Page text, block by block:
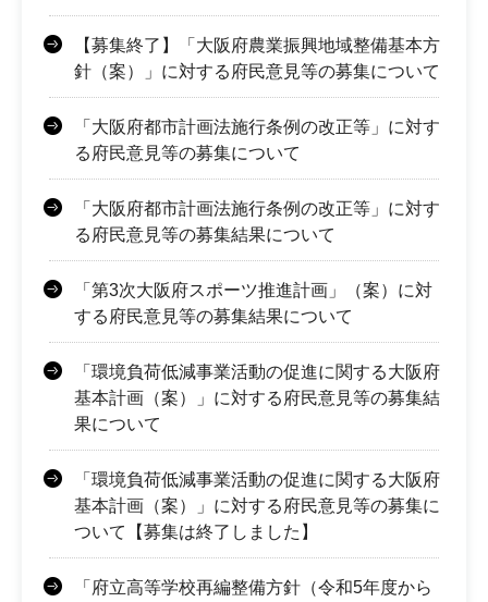
【募集終了】「大阪府農業振興地域整備基本方
針（案）」に対する府民意見等の募集について
「大阪府都市計画法施行条例の改正等」に対す
る府民意見等の募集について
「大阪府都市計画法施行条例の改正等」に対す
る府民意見等の募集結果について
「第3次大阪府スポーツ推進計画」（案）に対
する府民意見等の募集結果について
「環境負荷低減事業活動の促進に関する大阪府
基本計画（案）」に対する府民意見等の募集結
果について
「環境負荷低減事業活動の促進に関する大阪府
基本計画（案）」に対する府民意見等の募集に
ついて【募集は終了しました】
「府立高等学校再編整備方針（令和5年度から